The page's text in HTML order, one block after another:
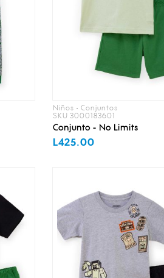
Niños • Conjuntos
SKU 3000183601
Conjunto - No Limits
L425.00